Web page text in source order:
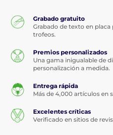
Grabado gratuito
Grabado de texto en
trofeos.
Premios personalizados
Una gama inigualable de
personalización a medida.
Entrega rápida
Más de 4,000 artículos en
Excelentes críticas
Verificado en sitios de